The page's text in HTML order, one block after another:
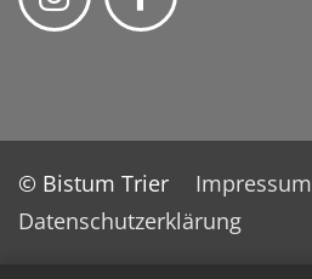
© Bistum Trier
Impressum
Datenschutzerklärung